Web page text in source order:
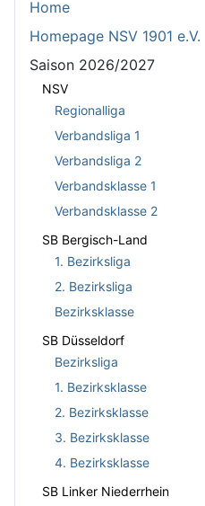
Home
Homepage NSV 1901 e.V.
Saison 2026/2027
NSV
Regionalliga
Verbandsliga 1
Verbandsliga 2
Verbandsklasse 1
Verbandsklasse 2
SB Bergisch-Land
1. Bezirksliga
2. Bezirksliga
Bezirksklasse
SB Düsseldorf
Bezirksliga
1. Bezirksklasse
2. Bezirksklasse
3. Bezirksklasse
4. Bezirksklasse
SB Linker Niederrhein